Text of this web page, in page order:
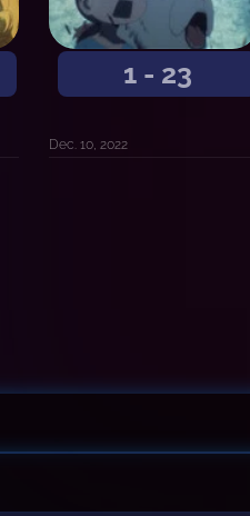
1 - 23
Dec. 10, 2022